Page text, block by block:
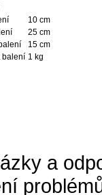
10 cm
25 cm
15 cm
balení 1 kg
a